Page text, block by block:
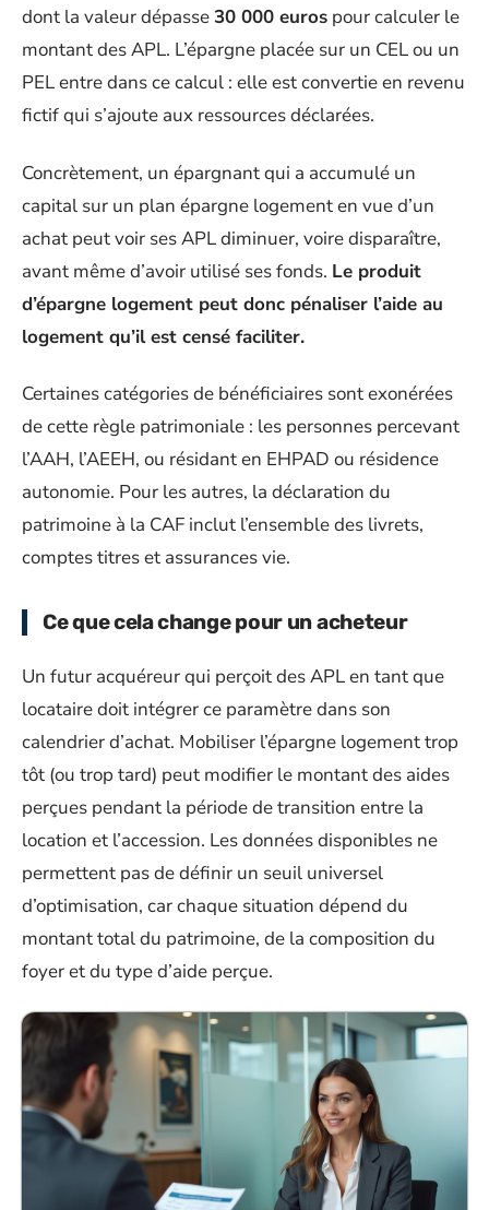
dont la valeur dépasse30 000 euros pour calculer le
montant des APL. L’épargne placée sur un CEL ou un
PEL entre dans ce calcul : elle est convertie en revenu
fictif qui s’ajoute aux ressources déclarées.
Concrètement, un épargnant qui a accumulé un
capital sur un plan épargne logement en vue d’un
achat peut voir ses APL diminuer, voire disparaître,
avant même d’avoir utilisé ses fonds. Le produit
d’épargne logement peut donc pénaliser l’aide au
logement qu’il est censé faciliter.
Certaines catégories de bénéficiaires sont exonérées
de cette règle patrimoniale : les personnes percevant
l’AAH, l’AEEH, ou résidant en EHPAD ou résidence
autonomie. Pour les autres, la déclaration du
patrimoine à la CAF inclut l’ensemble des livrets,
comptes titres et assurances vie.
Ce que cela change pour un acheteur
Un futur acquéreur qui perçoit des APL en tant que
locataire doit intégrer ce paramètre dans son
calendrier d’achat. Mobiliser l’épargne logement trop
tôt (ou trop tard) peut modifier le montant des aides
perçues pendant la période de transition entre la
location et l’accession. Les données disponibles ne
permettent pas de définir un seuil universel
d’optimisation, car chaque situation dépend du
montant total du patrimoine, de la composition du
foyer et du type d’aide perçue.